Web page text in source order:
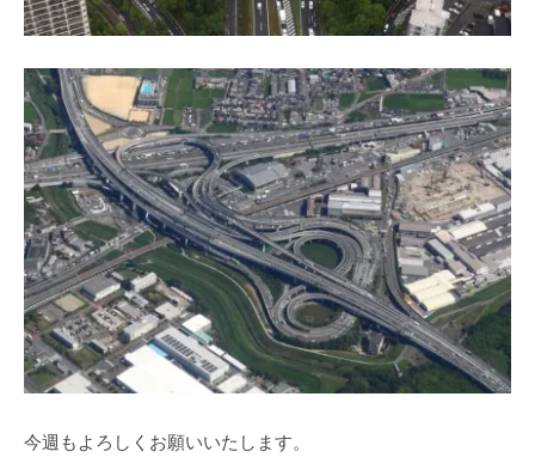
今週もよろしくお願いいたします。